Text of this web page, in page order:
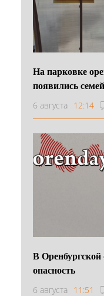
На парковке
появились
6 августа 12:14
В
опасность
6 августа 11:51